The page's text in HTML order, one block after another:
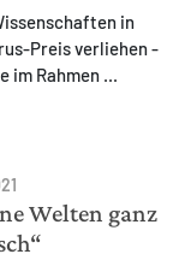
in
Preis verliehen -
im Rahmen ...
Welten ganz